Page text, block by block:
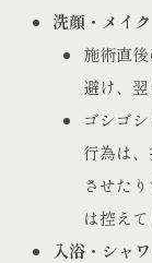
洗顔・メイク
施術直
避け、
ゴシゴ
行為は
させた
は控えて
入浴・シャ